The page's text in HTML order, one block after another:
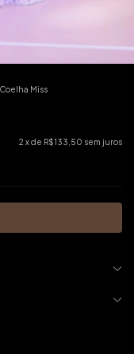
Coelha Miss
2 x de R$133,50 sem juros